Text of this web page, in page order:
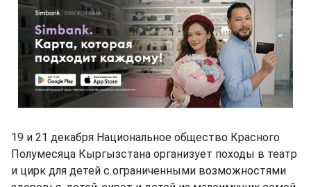
19 и 21 декабря Национальное общество Красного
Полумесяца Кыргызстана организует походы в театр
и цирк для детей с ограниченными возможностями